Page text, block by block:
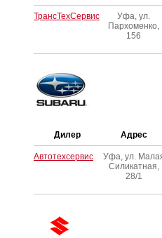
ТрансТехСервис
Уфа, ул.
Пархоменко,
156
Дилер Адрес
Автотехсервис
Уфа, ул.
Силикатная,
28/1